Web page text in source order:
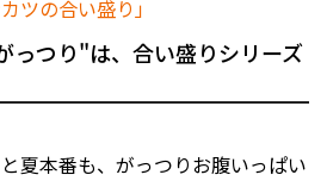
っつり"は、合い盛りシリーズ
夏本番も、がっつりお腹いっぱい